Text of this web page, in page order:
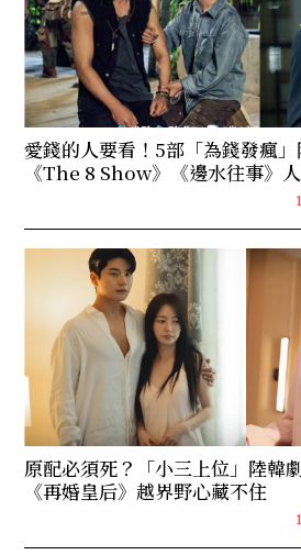
愛錢的人要看！5部「為錢發瘋
《The 8 Show》《邊水往事》
原配必須死？「小三上位」陸韓
《再婚皇后》越界野心藏不住